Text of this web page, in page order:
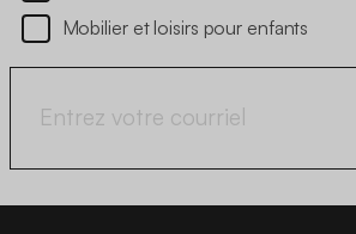
Mobilier et loisirs pour enfants